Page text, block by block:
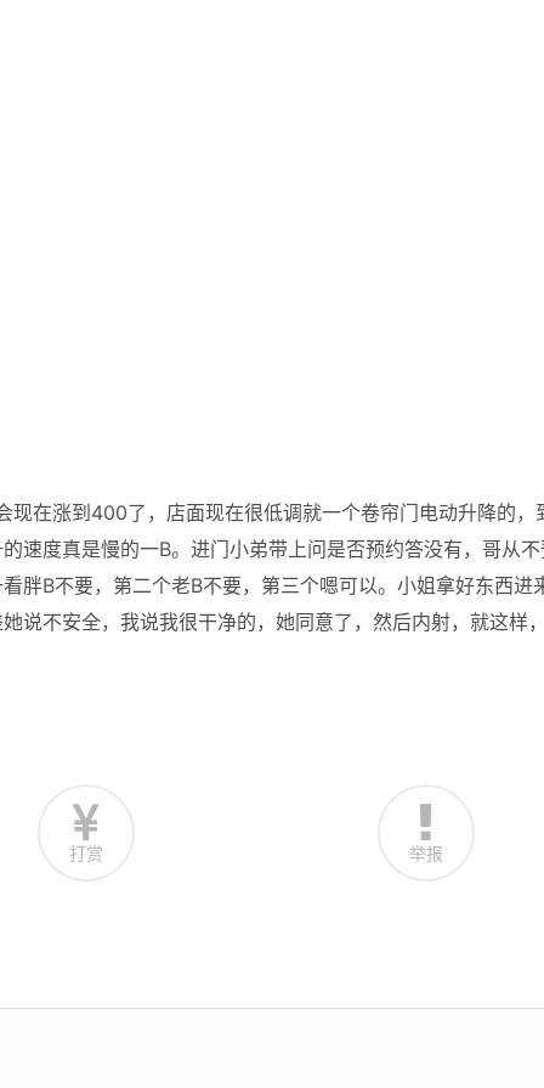
在涨到400了，店面现在很低调就一个卷帘门电动升降的，
速度真是慢的一B。进门小弟带上问是否预约答没有，哥从不
胖B不要，第二个老B不要，第三个嗯可以。小姐拿好东西进
说不安全，我说我很干净的，她同意了，然后内射，就这样
打赏 举报